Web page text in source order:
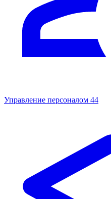
Управление персоналом 44